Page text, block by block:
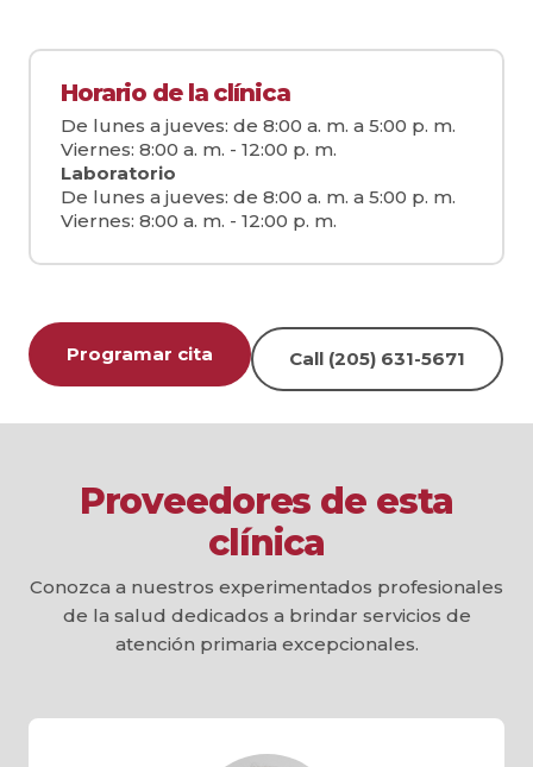
Horario de la clínica
De lunes a jueves: de 8:00 a. m. a 5:00 p. m.
Viernes: 8:00 a. m. - 12:00 p. m.
Laboratorio
De lunes a jueves: de 8:00 a. m. a 5:00 p. m.
Viernes: 8:00 a. m. - 12:00 p. m.
Programar cita Call (205) 631-5671
Proveedores de esta
clínica
Conozca a nuestros experimentados profesionales
de la salud dedicados a brindar servicios de
atención primaria excepcionales.